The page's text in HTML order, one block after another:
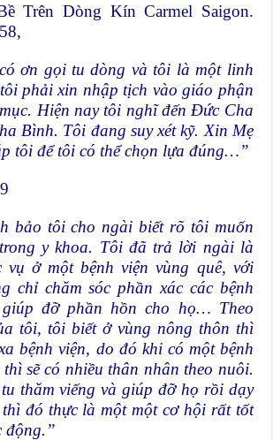
Trên Dòng Kín Carmel Saigon.
ơn gọi tu dòng và tôi là một linh
phải xin nhập tịch vào giáo phận
Hiện nay tôi nghĩ đến Đức Cha
Bình. Tôi đang suy xét kỹ. Xin Mẹ
tôi để tôi có thể chọn lựa đúng…”
bảo tôi cho ngài biết rõ tôi muốn
y khoa. Tôi đã trả lời ngài là
vụ ở một bệnh viện vùng quê, với
chỉ chăm sóc phần xác các bệnh
đỡ phần hồn cho họ… Theo
tôi, tôi biết ở vùng nông thôn thì
bệnh viện, do đó khi có một bệnh
sẽ có nhiều thân nhân theo nuôi.
thăm viếng và giúp đỡ họ rồi dạy
đó thực là một một cơ hội rất tốt
động.”